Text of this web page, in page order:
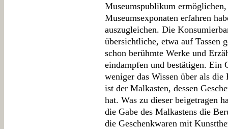
Museumspublikum
Museumsexponaten erfahren
auszugleichen. Die
übersichtliche, etwa auf Tassen
schon berühmte Werke und
eindampfen und bestätigen. Ein
weniger das Wissen über als
ist der Malkasten, dessen
hat. Was zu dieser beigetragen
die Gabe des Malkastens die
die Geschenkwaren mit